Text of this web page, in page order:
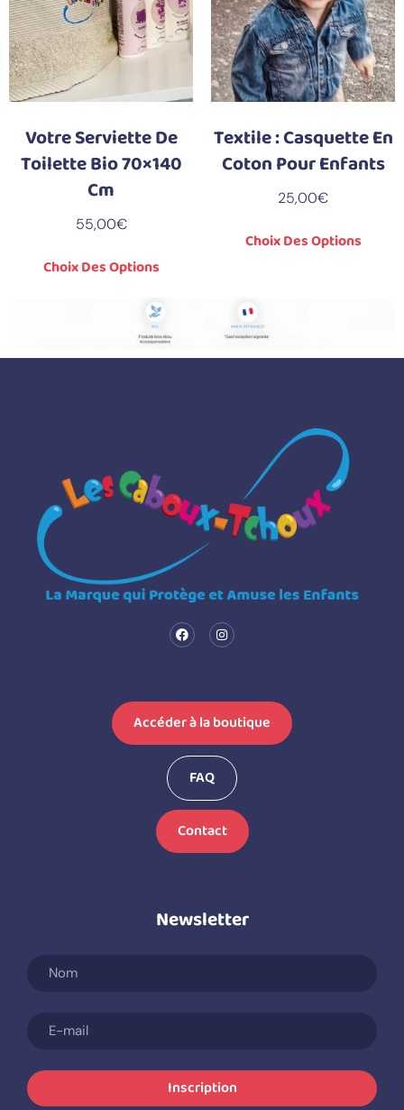
Votre Serviette De
Toilette Bio 70×140
Cm
55,00€
Choix Des Options
Textile : Casquette En
Coton Pour Enfants
25,00€
Choix Des Options
Accéder à la boutique
FAQ
Contact
Newsletter
Inscription